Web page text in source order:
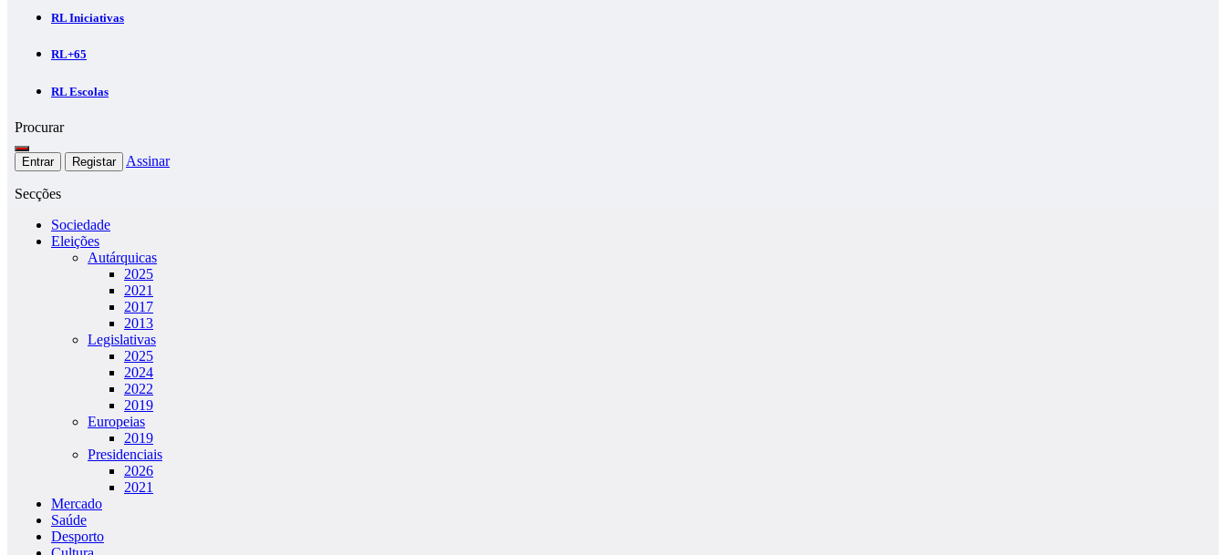
RL Iniciativas
RL+65
RL Escolas
Procurar
Entrar Registar Assinar
Secções
Sociedade
Eleições
Autárquicas
2025
2021
2017
2013
Legislativas
2025
2024
2022
2019
Europeias
2019
Presidenciais
2026
2021
Mercado
Saúde
Desporto